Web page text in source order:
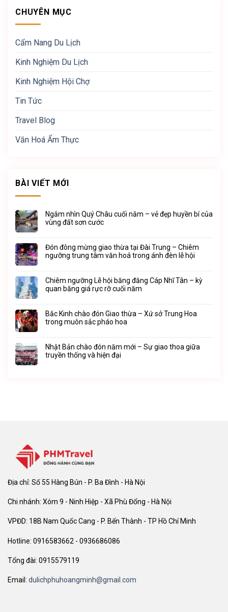
CHUYÊN MỤC
Cẩm Nang Du Lịch
Kinh Nghiệm Du Lịch
Kinh Nghiệm Hội Chợ
Tin Tức
Travel Blog
Văn Hoá Ẩm Thực
BÀI VIẾT MỚI
Ngắm nhìn Quý Châu cuối năm – vẻ đẹp huyền bí của
vùng đất sơn cước
Đón đông mừng giao thừa tại Đài Trung – Chiêm
ngưỡng trung tâm văn hoá trong ánh đèn lễ hội
Chiêm ngưỡng Lễ hội băng đăng Cáp Nhĩ Tân – kỳ
quan băng giá rực rỡ cuối năm
Bắc Kinh chào đón Giao thừa – Xứ sở Trung Hoa
trong muôn sắc pháo hoa
Nhật Bản chào đón năm mới – Sự giao thoa giữa
truyền thống và hiện đại
Địa chỉ: Số 55 Hàng Bún - P. Ba Đình - Hà Nội
Chi nhánh: Xóm 9 - Ninh Hiệp - Xã Phù Đổng - Hà Nội
VPĐD: 18B Nam Quốc Cang - P. Bến Thành - TP Hồ Chí Minh
Hotline: 0916583662 - 0936686086
Tổng đài: 0915579119
Email: dulichphuhoangminh@gmail.com